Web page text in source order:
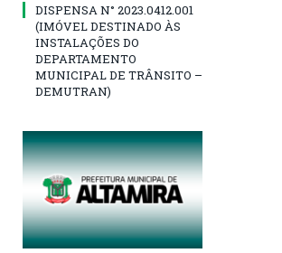
DISPENSA N° 2023.0412.001
(IMÓVEL DESTINADO ÀS
INSTALAÇÕES DO
DEPARTAMENTO
MUNICIPAL DE TRÂNSITO –
DEMUTRAN)